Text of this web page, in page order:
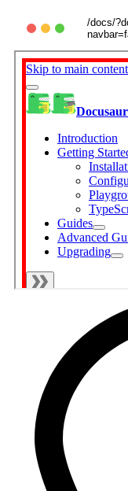
/docs/